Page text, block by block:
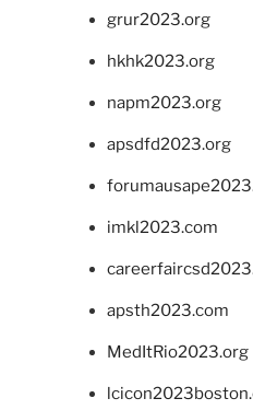
grur2023.org
hkhk2023.org
napm2023.org
apsdfd2023.org
imkl2023.com
apsth2023.com
MedItRio2023.org